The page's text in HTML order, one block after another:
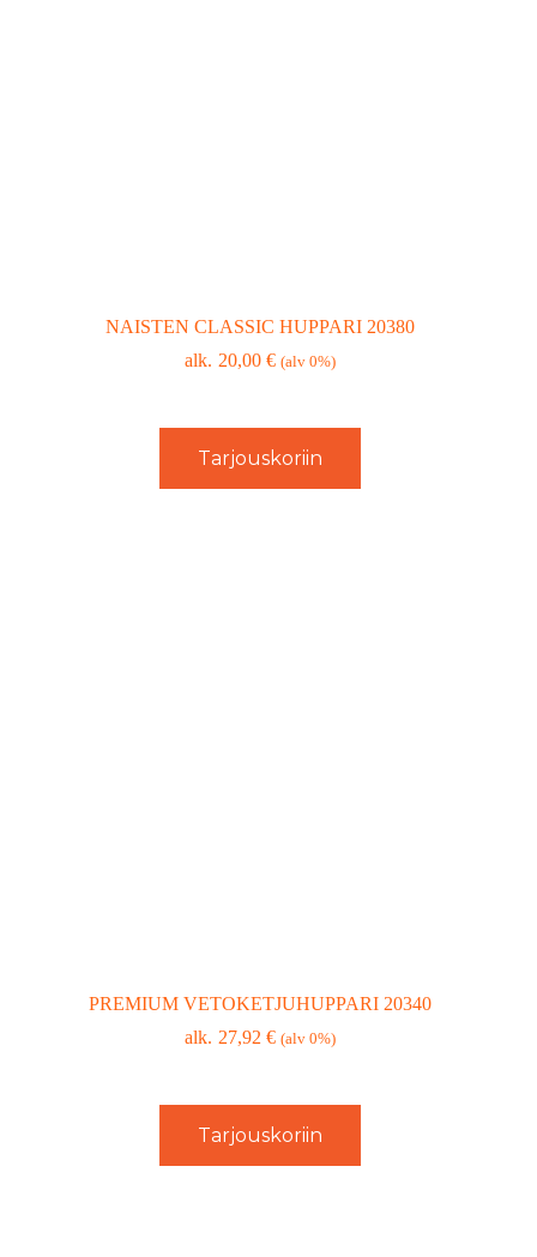
NAISTEN CLASSIC HUPPARI 20380
20,00€ (alv 0%)
Tarjouskoriin
PREMIUM VETOKETJUHUPPARI 20340
27,92€ (alv 0%)
Tarjouskoriin